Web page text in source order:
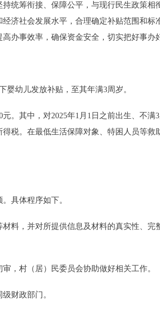
筹衔接、保障公平，与现行民生政策相
济社会发展水平，合理确定补贴范围和标
办事效率，确保资金安全，切实把好事办
幼儿发放补贴，至其年满3周岁。
其中，对2025年1月1日之前出生、不满
税。在最低生活保障对象、特困人员等救
具体程序如下。
，并对所提供信息及材料的真实性、完
村（居）民委员会协助做好相关工作。
财政部门。